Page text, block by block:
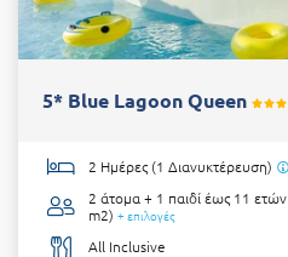
5* Blue Lagoon Queen
2 Ημέρες (1 Διανυκτέρευση)
2 άτομα + 1 παιδί έως 11 ετών
m2) + επιλογές
All Inclusive